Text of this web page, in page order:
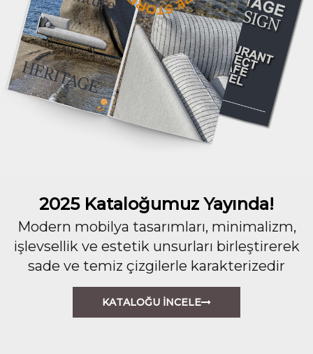
2025 Kataloğumuz Yayında!
Modern mobilya tasarımları, minimalizm,
işlevsellik ve estetik unsurları birleştirerek
sade ve temiz çizgilerle karakterizedir
KATALOĞU İNCELE